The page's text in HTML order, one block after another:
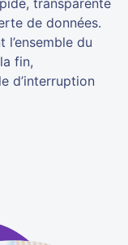
transparente
de données.
du
fin,
d’interruption